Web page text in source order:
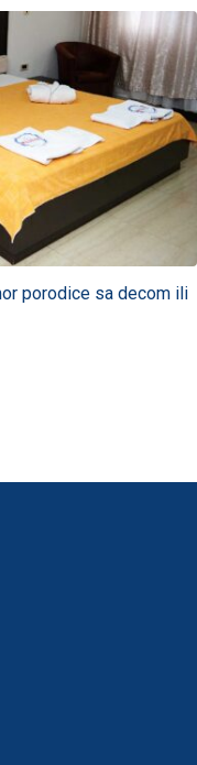
porodice sa decom ili